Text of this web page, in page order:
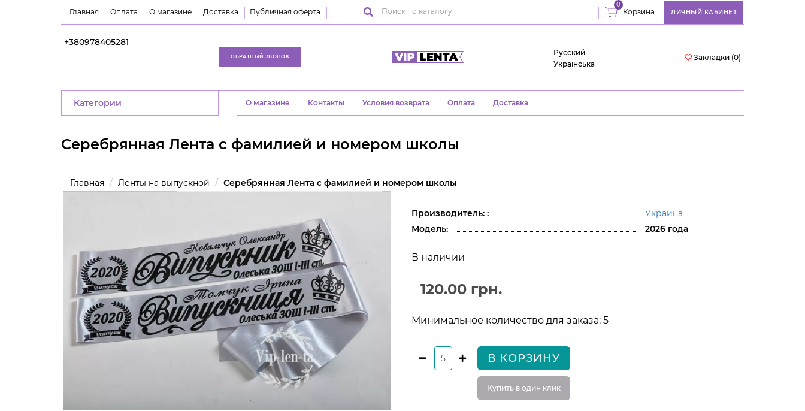
Главная Оплата О магазине Доставка Публичная оферта Корзина
0
ЛИЧНЫЙ КАБИНЕТ
+380978405281
ОБРАТНЫЙ ЗВОНОК
Русский
Українська
Закладки (0)
O магазине Контакты Условия возврата Оплата Доставка
Категории
Серебрянная Лента с фамилией и номером школы
Главная Ленты на выпускной Серебрянная Лента с фамилией и номером школы
Производитель: :
Украина
Модель:
2026 года
В наличии
120.00 грн.
Минимальное количество для заказа: 5
В КОРЗИНУ
Купить в один клик